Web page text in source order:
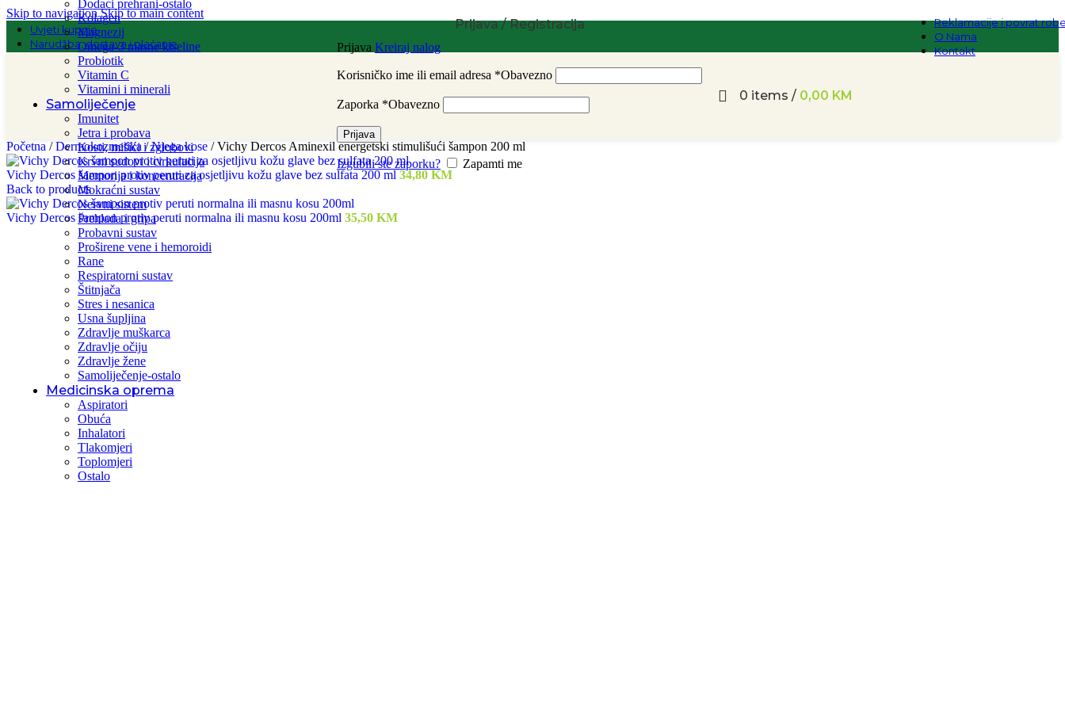
Skip to navigationSkip to main content
Uvjeti kupnje
Narudžba, dostava i plaćanje
Reklamacije i povrat
O Nama
Kontakt
Dodaci prehrani-ostalo
Kolagen
Magnezij
Omega-3 masne kiseline
Probiotik
Vitamin C
Vitamini i minerali
Samoliječenje
Imunitet
Jetra i probava
Kosti, mišići i zglobovi
Krvni sudovi i cirkulacija
Memorija i koncentracija
Mokraćni sustav
Nervni sistem
Prehlada i gripa
Probavni sustav
Proširene vene i hemoroidi
Rane
Respiratorni sustav
Štitnjača
Stres i nesanica
Usna šupljina
Zdravlje muškarca
Zdravlje očiju
Zdravlje žene
Samoliječenje-ostalo
Medicinska oprema
Aspiratori
Obuća
Inhalatori
Tlakomjeri
Toplomjeri
Ostalo
Prijava / Registracija
Prijava Kreiraj nalog
Korisničko ime ili email adresa *Obavezno
Zaporka *Obavezno
Prijava
Izgubili ste zaporku? Zapamti me
0 items / 0,00 KM
Početna / Dermokozmetika/ Njega kose / Vichy Dercos Aminexil energetski stimulišući šampon 200 ml
Vichy Dercos šampon protiv peruti za osjetljivu kožu glave bez sulfata 200 ml 34,80 KM
Back to products
Vichy Dercos šampon protiv peruti normalna ili masnu kosu 200ml 35,50 KM